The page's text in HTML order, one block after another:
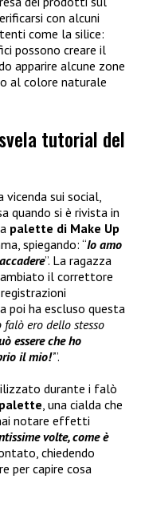
con alcuni
come la silice:
possono creare il
apparire alcune zone
al colore naturale
tutorial del
sui social,
quando si è rivista in
palette di Make Up
spiegando: “Io amo
”. La ragazza
il correttore
poi ha escluso questa
falò ero dello stesso
essere che ho
il mio!’”.
durante i falò
, una cialda che
notare effetti
volte, come è
chiedendo
per capire cosa